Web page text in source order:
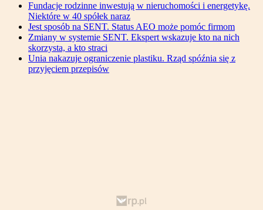
Fundacje rodzinne inwestują w nieruchomości i energetykę.
Niektóre w 40 spółek naraz
Jest sposób na SENT. Status AEO może pomóc firmom
Zmiany w systemie SENT. Ekspert wskazuje kto na nich
skorzysta, a kto straci
Unia nakazuje ograniczenie plastiku. Rząd spóźnia się z
przyjęciem przepisów